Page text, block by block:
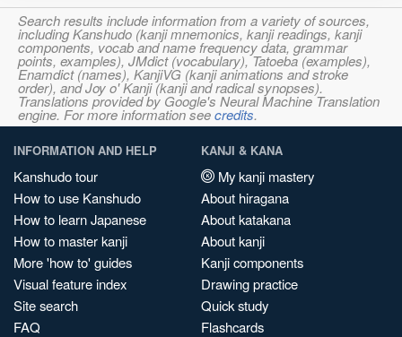
Search results include information from a variety of sources,
including Kanshudo (kanji mnemonics, kanji readings, kanji
components, vocab and name frequency data, grammar
points, examples), JMdict (vocabulary), Tatoeba (examples),
Enamdict (names), KanjiVG (kanji animations and stroke
order), and Joy o' Kanji (kanji and radical synopses).
Translations provided by Google's Neural Machine Translation
engine. For more information seecredits.
INFORMATION AND HELP
Kanshudo tour
How to use Kanshudo
How to learn Japanese
How to master kanji
More 'how to' guides
Visual feature index
Site search
FAQ
KANJI & KANA
My kanji mastery
About hiragana
About katakana
About kanji
Kanji components
Drawing practice
Quick study
Flashcards